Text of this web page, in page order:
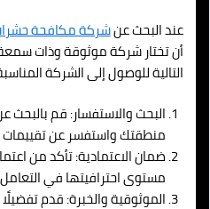
عند البحث عنشركة مكافحة
أن تختار شركة موثوقة وذات
التالية للوصول إلى الشركة
البحث والاستفسار: قم بالبحث
منطقتك واستفسر عن تقييمات
ضمان الاعتمادية: تأكد من
مستوى احترافيتها في
الموثوقية والخبرة: قدم